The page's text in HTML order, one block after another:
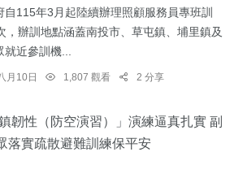
自115年3月起陸續辦理照顧服務員專班訓
，辦訓地點涵蓋南投市、草屯鎮、埔里鎮及
近參訓機...
月10日 1,807 觀看 2 分享